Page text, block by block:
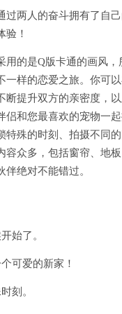
两人的奋斗拥有了自
验！
的是Q版卡通的画风
样的恋爱之旅。你可
提升双方的亲密度，
和您最喜欢的宠物一
殊的时刻、拍摄不同
众多，包括窗帘、地
绝对不能错过。
始了。
可爱的新家！
刻。